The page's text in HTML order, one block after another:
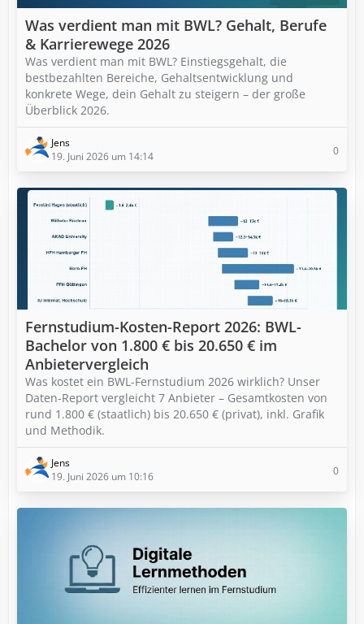
Was verdient man mit BWL? Gehalt, Berufe
& Karrierewege 2026
Was verdient man mit BWL? Einstiegsgehalt, die
bestbezahlten Bereiche, Gehaltsentwicklung und
konkrete Wege, dein Gehalt zu steigern – der große
Überblick 2026.
Jens
19. Juni 2026 um 14:14
0
Fernstudium-Kosten-Report 2026: BWL-
Bachelor von 1.800 € bis 20.650 € im
Anbietervergleich
Was kostet ein BWL-Fernstudium 2026 wirklich? Unser
Daten-Report vergleicht 7 Anbieter – Gesamtkosten von
rund 1.800 € (staatlich) bis 20.650 € (privat), inkl. Grafik
und Methodik.
Jens
19. Juni 2026 um 10:16
0